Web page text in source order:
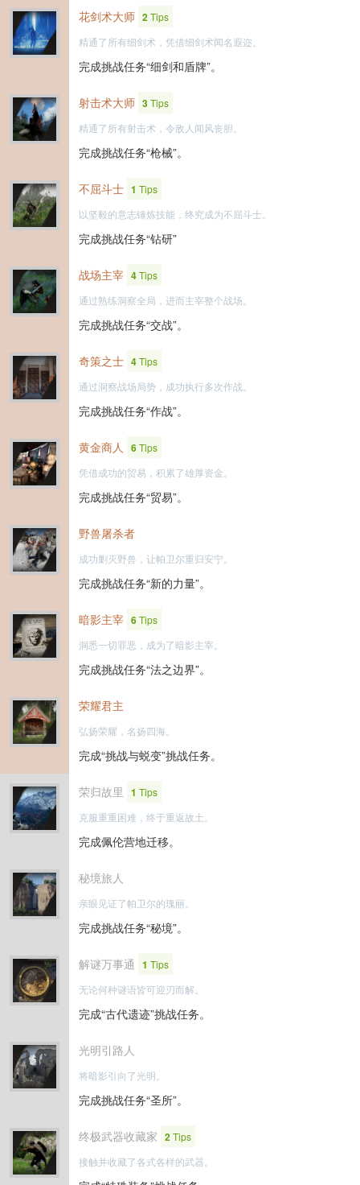
花剑术大师 2Tips
精通了所有细剑术，凭借细剑术闻名遐迩。
完成挑战任务“细剑和盾牌”。
射击术大师 3Tips
精通了所有射击术，令敌人闻风丧胆。
完成挑战任务“枪械”。
不屈斗士 1 Tips
以坚毅的意志锤炼技能，终究成为不屈斗士。
完成挑战任务“钻研”
战场主宰 4Tips
通过熟练洞察全局，进而主宰整个战场。
完成挑战任务“交战”。
奇策之士 4Tips
通过洞察战场局势，成功执行多次作战。
完成挑战任务“作战”。
黄金商人 6Tips
凭借成功的贸易，积累了雄厚资金。
完成挑战任务“贸易”。
野兽屠杀者
成功剿灭野兽，让帕卫尔重归安宁。
完成挑战任务“新的力量”。
暗影主宰 6Tips
洞悉一切罪恶，成为了暗影主宰。
完成挑战任务“法之边界”。
荣耀君主
弘扬荣耀，名扬四海。
完成“挑战与蜕变”挑战任务。
荣归故里 1 Tips
克服重重困难，终于重返故土。
完成佩伦营地迁移。
秘境旅人
亲眼见证了帕卫尔的瑰丽。
完成挑战任务“秘境”。
解谜万事通 1 Tips
无论何种谜语皆可迎刃而解。
完成“古代遗迹”挑战任务。
光明引路人
将暗影引向了光明。
完成挑战任务“圣所”。
终极武器收藏家 2Tips
接触并收藏了各式各样的武器。